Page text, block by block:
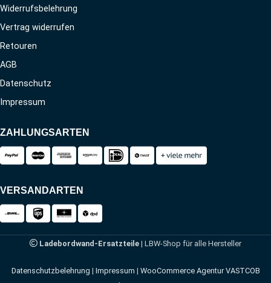
Widerrufsbelehrung
Vertrag widerrufen
Retouren
AGB
Datenschutz
Impressum
ZAHLUNGSARTEN
VERSANDARTEN
Ladebordwand-Ersatzteile | LBW-Shop für alle Hersteller
Datenschutzbelehrung | Impressum | WooCommerce Agentur VASTCOB